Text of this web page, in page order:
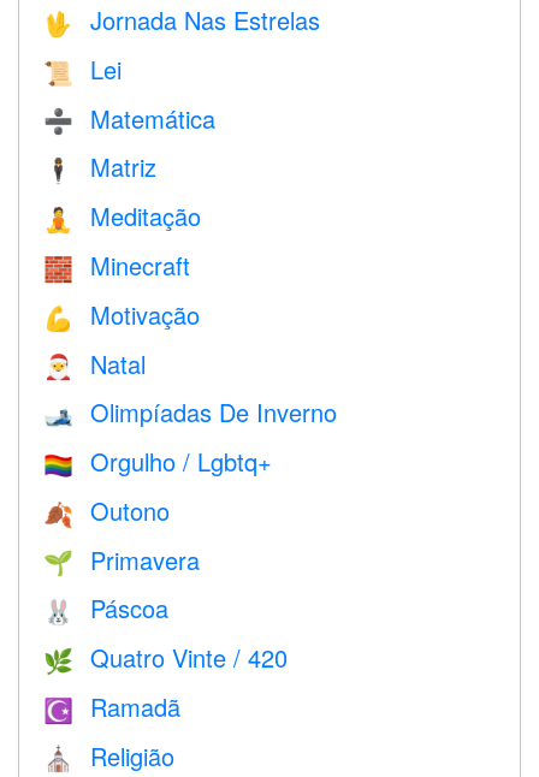
🖖 Jornada Nas Estrelas
📜 Lei
➗ Matemática
🕴️ Matriz
🧘 Meditação
🧱 Minecraft
💪 Motivação
🎅 Natal
🎿 Olimpíadas De Inverno
🏳️‍🌈 Orgulho / Lgbtq+
🍂 Outono
🌱 Primavera
🐰 Páscoa
🌿 Quatro Vinte / 420
☪️ Ramadã
⛪️ Religião